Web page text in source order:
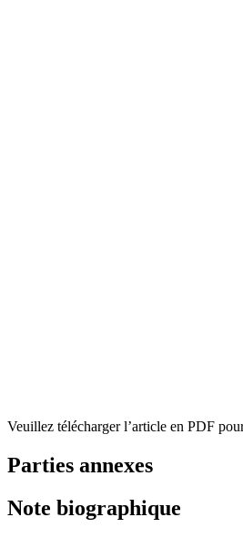
Veuillez télécharger l’article en PDF
Parties annexes
Note biographique